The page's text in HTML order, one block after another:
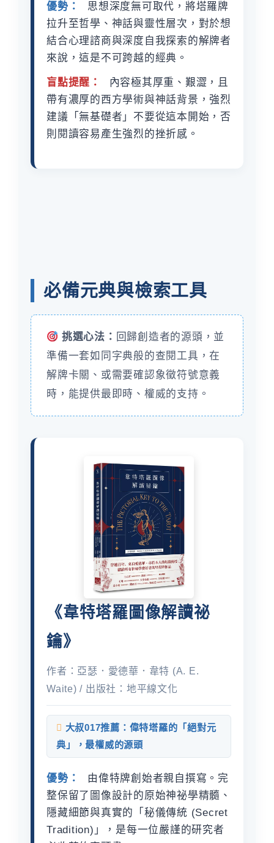
優勢：
思想深度無可取代，將塔羅牌
拉升至哲學、神話與靈性層次，對於想
結合心理諮商與深度自我探索的解牌者
來說，這是不可跨越的經典。
盲點提醒：
內容極其厚重、艱澀，且
帶有濃厚的西方學術與神話背景，強烈
建議「無基礎者」不要從這本開始，否
則閱讀容易產生強烈的挫折感。
必備元典與檢索工具
挑選心法： 回歸創造者的源頭，並
準備一套如同字典般的查閱工具，在
解牌卡關、或需要確認象徵符號意義
時，能提供最即時、權威的支持。
《韋特塔羅圖像解讀祕
鑰》
作者：亞瑟．愛德華．韋特 (A. E.
Waite) / 出版社：地平線文化
大叔017推薦：偉特塔羅的「絕對元
典」，最權威的源頭
優勢：
由偉特牌創始者親自撰寫。完
整保留了圖像設計的原始神祕學精髓、
隱藏細節與真實的「秘儀傳統 (Secret
Tradition)」，是每一位嚴謹的研究者